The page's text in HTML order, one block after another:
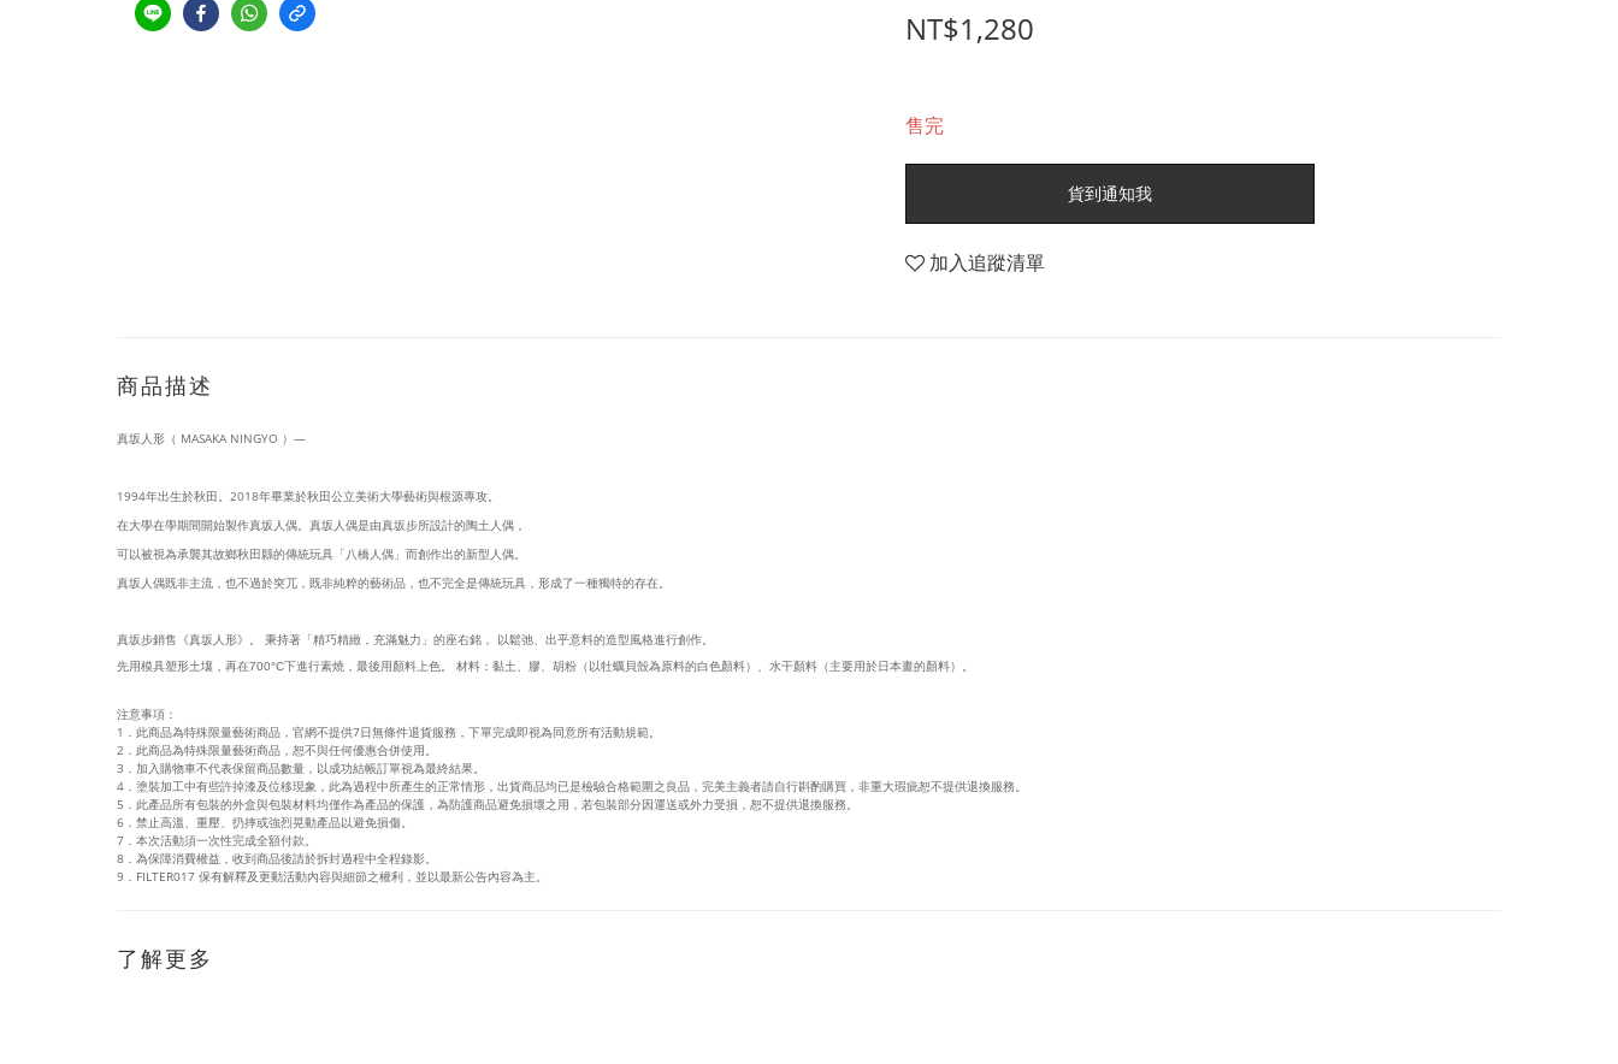
NT$1,280
售完
貨到通知我
加入追蹤清單
商品描述
真坂人形（ MASAKA NINGYO ） —
1994年出生於秋田。2018年畢業於秋田公立美術大學藝術與根源專攻。
在大學在學期間開始製作真坂人偶。真坂人偶是由真坂步所設計的陶土人偶，
可以被視為承襲其故鄉秋田縣的傳統玩具「八橋人偶」而創作出的新型人偶。
真坂人偶既非主流，也不過於突兀，既非純粹的藝術品，也不完全是傳統玩具，形成了一種獨特的存在。
真坂步銷售《真坂人形》。 秉持著「精巧精緻，充滿魅力」的座右銘， 以鬆弛、出乎意料的造型風格進行創作。
先用模具塑形土壤，再在700°C下進行素燒，最後用顏料上色。 材料：黏土、膠、胡粉（以牡蠣貝殼為原料的白色顏料）、水干顏料（主要用於日本畫的顏料）。
注意事項：
1．此商品為特殊限量藝術商品，官網不提供7日無條件退貨服務，下單完成即視為同意所有活動規範。
2．此商品為特殊限量藝術商品，恕不與任何優惠合併使用。
3．加入購物車不代表保留商品數量，以成功結帳訂單視為最終結果。
4．塗裝加工中有些許掉漆及位移現象，此為過程中所產生的正常情形，出貨商品均已是檢驗合格範圍之良品，完美主義者請自行斟酌購買，非重大瑕疵恕不提供退換服務。
5．此產品所有包裝的外盒與包裝材料均僅作為產品的保護，為防護商品避免損壞之用，若包裝部分因運送或外力受損，恕不提供退換服務。
6．禁止高溫、重壓、扔摔或強烈晃動產品以避免損傷。
7．本次活動須一次性完成全額付款。
8．為保障消費權益，收到商品後請於拆封過程中全程錄影。
9．FILTER017 保有解釋及更動活動內容與細節之權利，並以最新公告內容為主。
了解更多